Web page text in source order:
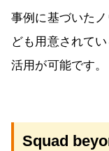
事例に基づいた
ども用意されて
活用が可能です。
Squad